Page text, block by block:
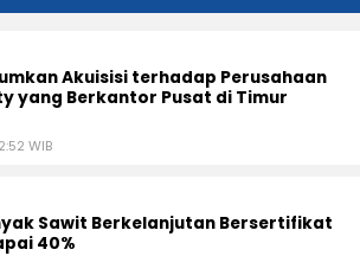
Akuisisi terhadap Perusahaan
yang Berkantor Pusat di Timur
WIB
Sawit Berkelanjutan Bersertifikat
40%